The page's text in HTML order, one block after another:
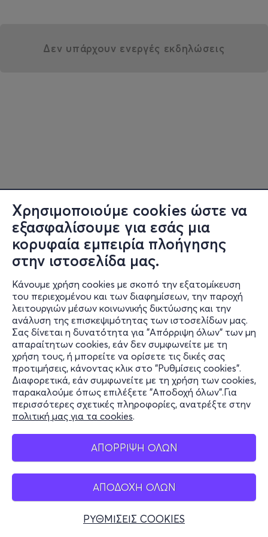
Χρησιμοποιούμε cookies ώστε να
εξασφαλίσουμε για εσάς μια
κορυφαία εμπειρία πλοήγησης
στην ιστοσελίδα μας.
Κάνουμε χρήση cookies με σκοπό την εξατομίκευση
του περιεχομένου και των διαφημίσεων, την παροχή
λειτουργιών μέσων κοινωνικής δικτύωσης και την
ανάλυση της επισκεψιμότητας των ιστοσελίδων μας.
Σας δίνεται η δυνατότητα για "Απόρριψη όλων" των μη
απαραίτητων cookies, εάν δεν συμφωνείτε με τη
χρήση τους, ή μπορείτε να ορίσετε τις δικές σας
προτιμήσεις, κάνοντας κλικ στο "Ρυθμίσεις cookies".
Διαφορετικά, εάν συμφωνείτε με τη χρήση των cookies,
παρακαλούμε όπως επιλέξετε "Αποδοχή όλων".Για
περισσότερες σχετικές πληροφορίες, ανατρέξτε στην
πολιτική μας για τα cookies.
ΑΠΟΡΡΙΨΗ ΟΛΩΝ
ΑΠΟΔΟΧΗ ΟΛΩΝ
ΡΥΘΜΙΣΕΙΣ COOKIES
Δεν υπάρχουν ενεργές εκδηλώσεις